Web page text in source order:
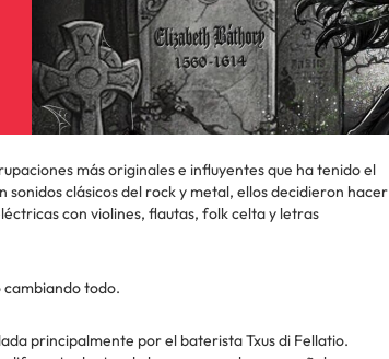
más originales e influyentes que ha tenido el
sonidos clásicos del rock y metal, ellos decidieron hacer
con violines, flautas, folk celta y letras
cambiando todo.
principalmente por el baterista Txus di Fellatio.